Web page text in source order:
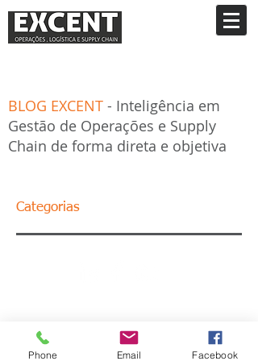
BLOG EXCENT - Inteligência em
Gestão de Operações e Supply
Chain de forma direta e objetiva
Categorias
Phone Email Facebook